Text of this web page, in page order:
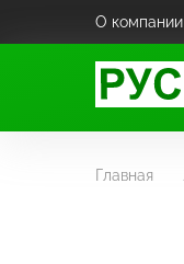
О компании
Главная